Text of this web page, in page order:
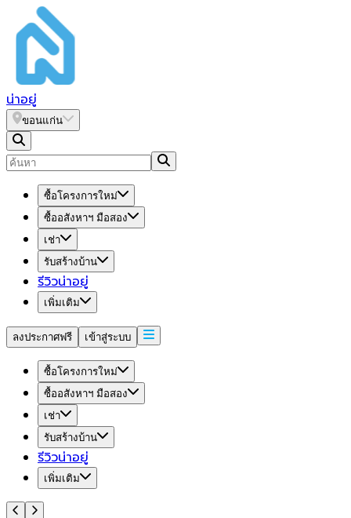
น่าอยู่
ขอนแก่น
ซื้อโครงการใหม่
ซื้ออสังหาฯ มือสอง
เช่า
รับสร้างบ้าน
รีวิวน่าอยู่
เพิ่มเติม
ลงประกาศฟรี เข้าสู่ระบบ
ซื้อโครงการใหม่
ซื้ออสังหาฯ มือสอง
เช่า
รับสร้างบ้าน
รีวิวน่าอยู่
เพิ่มเติม